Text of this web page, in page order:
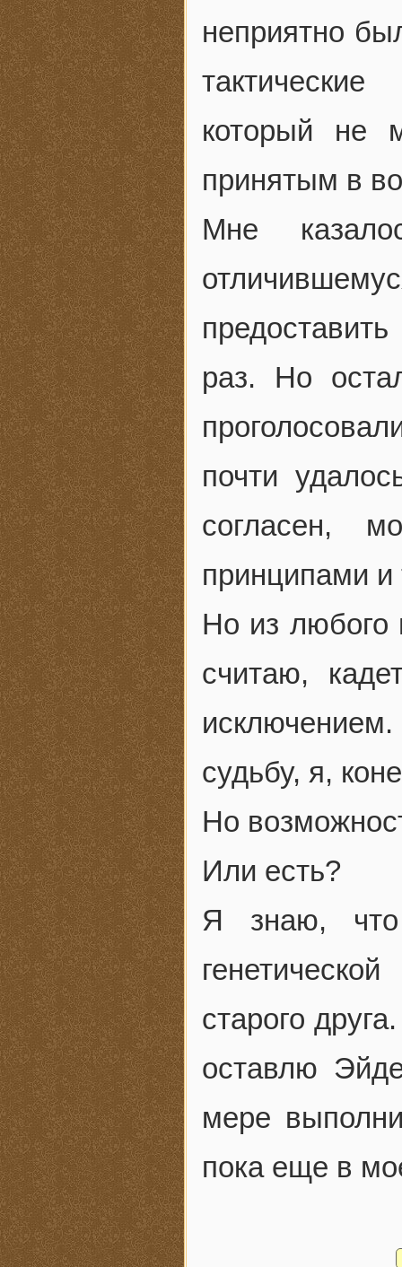
неприятно
который не
принятым в
Мне
раз. Но
почти
согласен,
принципами
Но из любого
считаю,
судьбу, я,
Но
Или есть?
Я знаю, что
старого
оставлю
мере
пока еще в